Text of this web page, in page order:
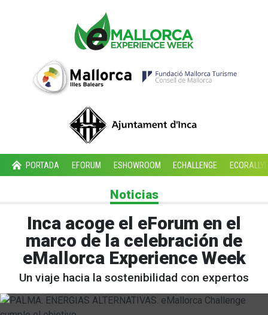
PORTADA EFORUM ESHOWROOM ECHALLENGE
Noticias
Inca acoge el eForum en el
marco de la celebración de
eMallorca Experience Week
Un viaje hacia la sostenibilidad con expertos